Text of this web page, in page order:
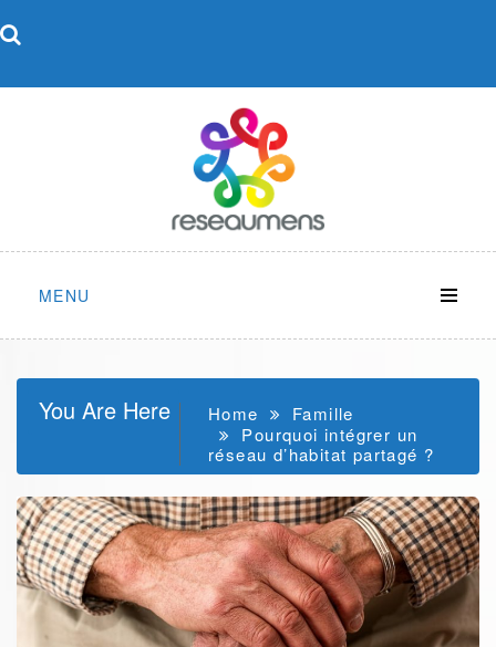
to
MENU
You Are Here Home
Famille
Pourquoi intégrer un
réseau d’habitat partagé ?